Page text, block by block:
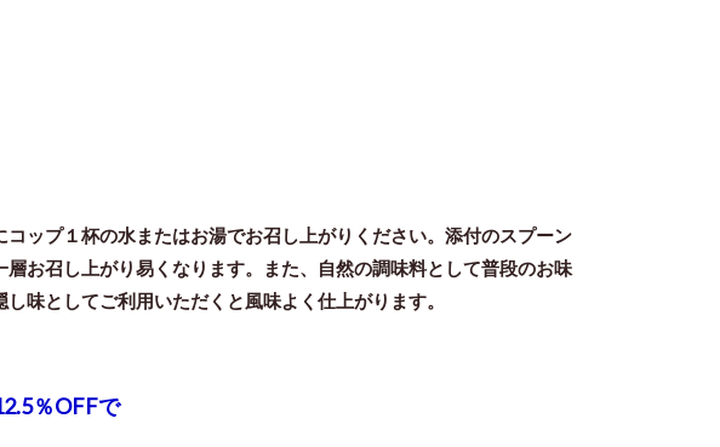
ップ１杯の水またはお湯でお召し上がりください。添付のスプーン
お召し上がり易くなります。
また、自然の調味料として普段のお味
味としてご利用いただくと風味よく仕上がります。
％OFFで